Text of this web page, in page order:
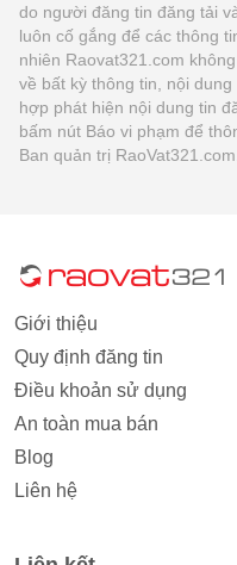
do người đăng tin đăng tải
luôn cố gắng để các thông
nhiên Raovat321.com
về bất kỳ thông tin, nội
hợp phát hiện nội dung tin
bấm nút Báo vi phạm để
Ban quản trị RaoVat321.com.
Giới thiệu
Quy định đăng tin
Điều khoản sử dụng
An toàn mua bán
Blog
Liên hệ